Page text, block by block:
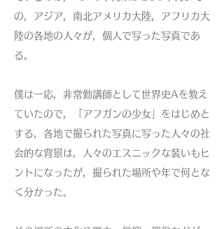
の，アジア，南北アメリカ大陸，アフリカ大
陸の各地の人々が，個人で写った写真であ
る。
僕は一応，非常勤講師として世界史Aを教え
ていたので，「アフガンの少女」をはじめと
する，各地で撮られた写真に写った人々の社
会的な背景は，人々のエスニックな装いもヒ
ントになったが，撮られた場所や年で何とな
く分かった。